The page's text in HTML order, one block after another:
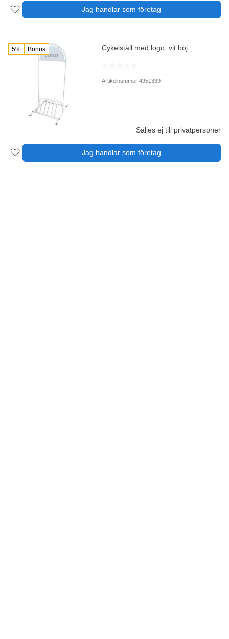
Jag handlar som företag
5% Bonus Cykelställ med logo, vit böj
Artikelnummer 4951339
Säljes ej till privatpersoner
Jag handlar som företag